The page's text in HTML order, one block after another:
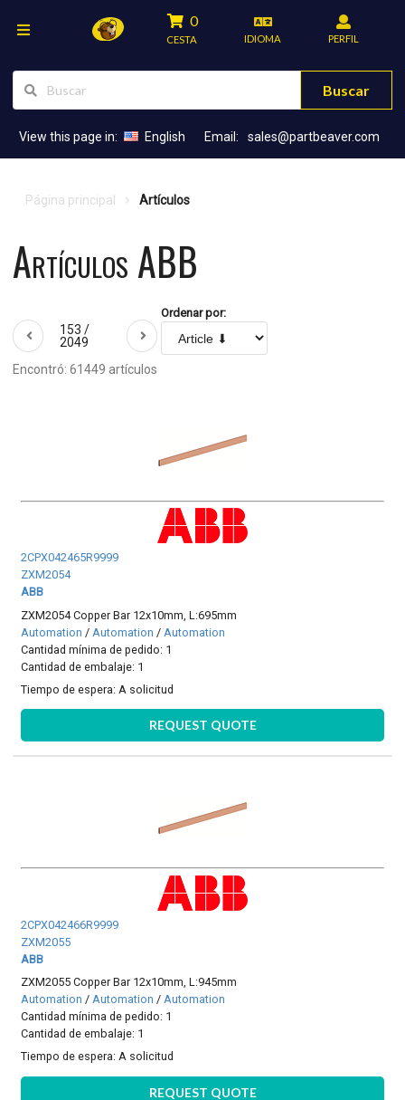
0
CESTA IDIOMA PERFIL
Buscar
View this page in: English Email: sales@partbeaver.com
Página principal Artículos
Artículos ABB
153 /
2049
Ordenar por:
Encontró: 61449 artículos
2CPX042465R9999
ZXM2054
ABB
ZXM2054 Copper Bar 12x10mm, L:695mm
Automation / Automation / Automation
Cantidad mínima de pedido: 1
Cantidad de embalaje: 1
Tiempo de espera: A solicitud
REQUEST QUOTE
2CPX042466R9999
ZXM2055
ABB
ZXM2055 Copper Bar 12x10mm, L:945mm
Automation /Automation /Automation
Cantidad mínima de pedido: 1
Cantidad de embalaje: 1
Tiempo de espera:A solicitud
REQUEST QUOTE